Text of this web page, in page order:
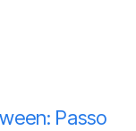
Passo